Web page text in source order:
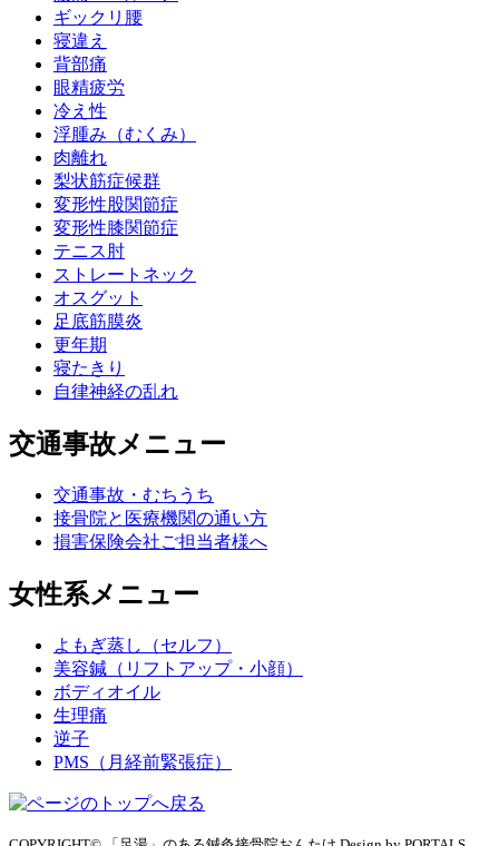
ギックリ腰
寝違え
背部痛
眼精疲労
冷え性
浮腫み（むくみ）
肉離れ
梨状筋症候群
変形性股関節症
変形性膝関節症
テニス肘
ストレートネック
オスグット
足底筋膜炎
更年期
寝たきり
自律神経の乱れ
交通事故メニュー
交通事故・むちうち
接骨院と医療機関の通い方
損害保険会社ご担当者様へ
女性系メニュー
よもぎ蒸し（セルフ）
美容鍼（リフトアップ・小顔）
ボディオイル
生理痛
逆子
PMS（月経前緊張症）